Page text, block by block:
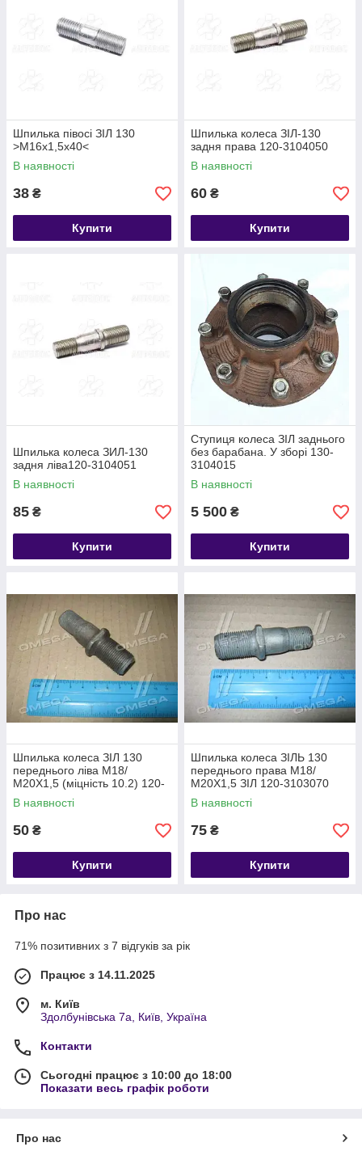
Шпилька півосі ЗІЛ 130
>М16х1,5х40<
В наявності
38 ₴
Купити
Шпилька колеса ЗІЛ-130
задня права 120-3104050
В наявності
60 ₴
Купити
Шпилька колеса ЗИЛ-130
задня ліва120-3104051
В наявності
85 ₴
Купити
Ступиця колеса ЗІЛ заднього
без барабана. У зборі 130-
3104015
В наявності
5 500 ₴
Купити
Шпилька колеса ЗІЛ 130
переднього ліва М18/
М20Х1,5 (міцність 10.2) 120-
3103071
В наявності
50 ₴
Купити
Шпилька колеса ЗІЛЬ 130
переднього права М18/
М20Х1,5 ЗІЛ 120-3103070
В наявності
75 ₴
Купити
Про нас
71% позитивних з 7 відгуків за рік
Працює з 14.11.2025
м. Київ
Здолбунівська 7а, Київ, Україна
Контакти
Сьогодні працює з 10:00 до 18:00
Показати весь графік роботи
Про нас